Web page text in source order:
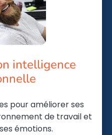
intelligence
pour améliorer ses
de travail et
émotions.